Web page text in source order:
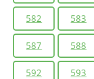
582 583
587 588
592 593